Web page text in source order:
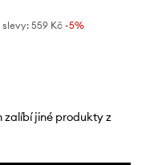
559 Kč -5%
zalíbí jiné produkty z